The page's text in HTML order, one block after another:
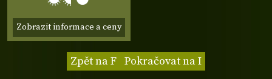
Zobrazit informace a ceny
Zpět na F Pokračovat na I